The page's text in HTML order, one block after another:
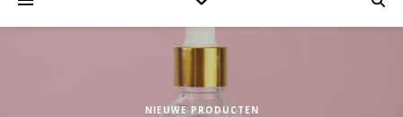
NIEUWE PRODUCTEN